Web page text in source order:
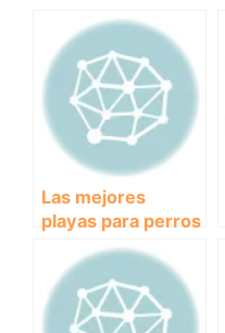
Las mejores
playas para perros
en Valencia:
Diversión acuática
para tu mascota